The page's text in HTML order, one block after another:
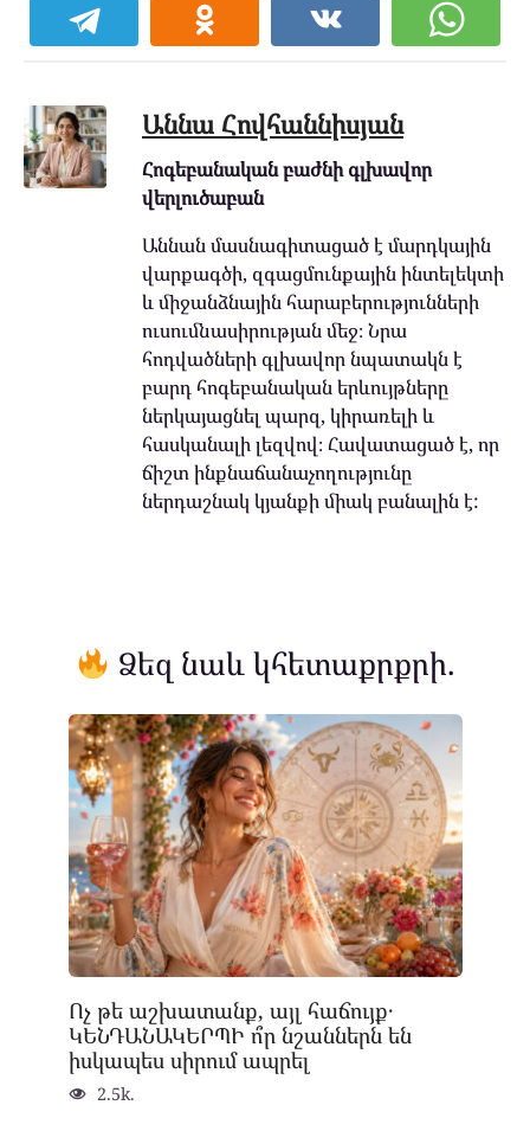
Աննա Հովհաննիսյան
Հոգեբանական բաժնի գլխավոր
վերլուծաբան
Աննան մասնագիտացած է մարդկային
վարքագծի, զգացմունքային ինտելեկտի
և միջանձնային հարաբերությունների
ուսումնասիրության մեջ։ Նրա
հոդվածների գլխավոր նպատակն է
բարդ հոգեբանական երևույթները
ներկայացնել պարզ, կիրառելի և
հասկանալի լեզվով։ Հավատացած է, որ
ճիշտ ինքնաճանաչողությունը
ներդաշնակ կյանքի միակ բանալին է:
Ձեզ նաև կհետաքրքրի.
Ոչ թե աշխատանք, այլ հաճույք․
ԿԵՆԴԱՆԱԿԵՐՊԻ ո՞ր նշաններն են
իսկապես սիրում ապրել
2.5k.